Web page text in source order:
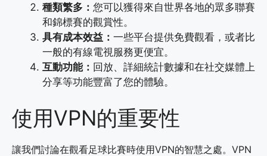
種類繁多： 您可以獲得來自世界各地的眾多聯賽
和錦標賽的觀賞性。
具有成本效益： 一些平台提供免費觀看，或者比
一般的有線電視服務更便宜。
互動功能： 回放、詳細統計數據和在社交媒體上
分享等功能豐富了您的體驗。
使用VPN的重要性
讓我們討論在觀看足球比賽時使用VPN的智慧之處。VPN